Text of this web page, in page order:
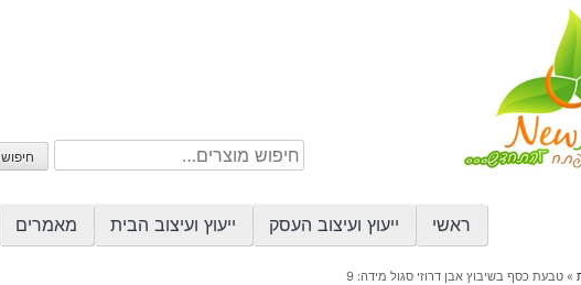
חיפוש
עבור:
חיפוש
ראשי ייעוץ ועיצוב העסק ייעוץ ועיצוב הבית מאמרים
»טבעת כסף בשיבוץ אבן דרוזי סגול מידה: 9